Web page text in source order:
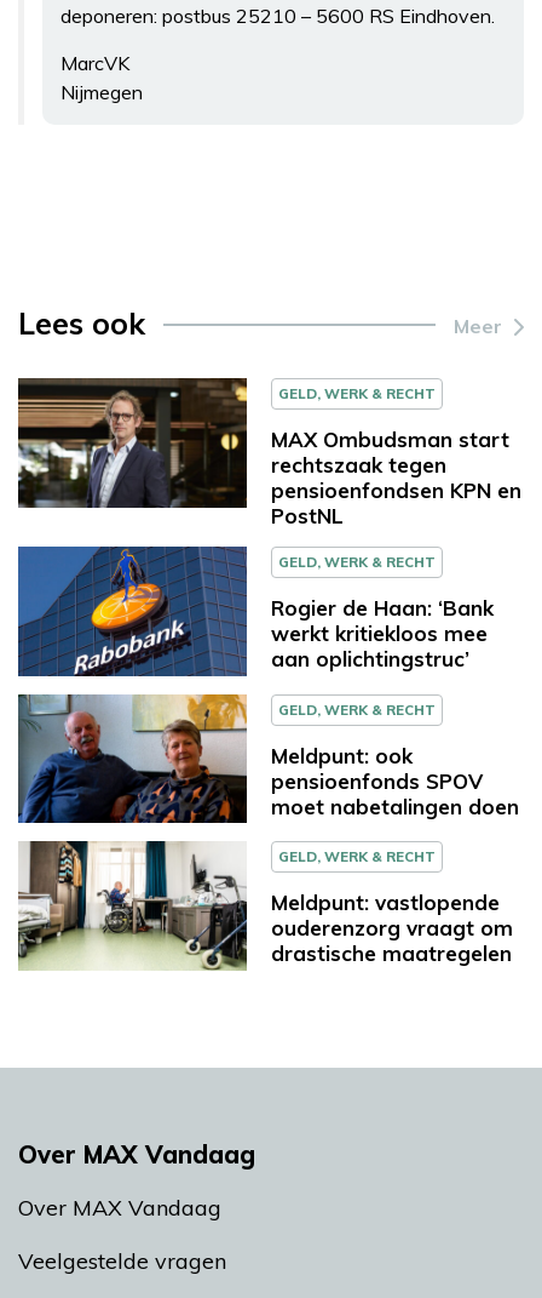
deponeren: postbus 25210 – 5600 RS Eindhoven.
MarcVK
Nijmegen
Lees ook Meer
GELD, WERK & RECHT
MAX Ombudsman start
rechtszaak tegen
pensioenfondsen KPN en
PostNL
GELD, WERK & RECHT
Rogier de Haan: ‘Bank
werkt kritiekloos mee
aan oplichtingstruc’
GELD, WERK & RECHT
Meldpunt: ook
pensioenfonds SPOV
moet nabetalingen doen
GELD, WERK & RECHT
Meldpunt: vastlopende
ouderenzorg vraagt om
drastische maatregelen
Over MAX Vandaag
Over MAX Vandaag
Veelgestelde vragen